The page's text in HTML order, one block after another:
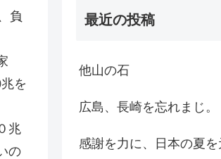
負
を
兆
の
最近の投稿
他山の石
広島、長崎を忘れまじ。
感謝を力に、日本の夏を